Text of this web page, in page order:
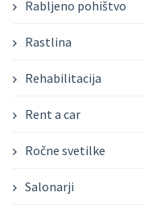
Rabljeno pohištvo
Rastlina
Rehabilitacija
Rent a car
Ročne svetilke
Salonarji